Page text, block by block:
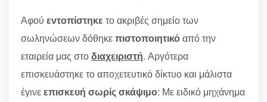
Αφού εντοπίστηκε το ακριβές σημείο των
σωληνώσεων δόθηκεπιστοποιητικόαπό την
εταιρεία μας στοδιαχειριστή. Αργότερα
επισκευάστηκε το αποχετευτικό δίκτυο και μάλιστα
έγινεεπισκευή σωρίς σκάψιμο: Με ειδικό μηχάνημα